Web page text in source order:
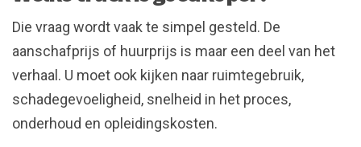
Die vraag wordt vaak te simpel gesteld. De
aanschafprijs of huurprijs is maar een deel van het
verhaal. U moet ook kijken naar ruimtegebruik,
schadegevoeligheid, snelheid in het proces,
onderhoud en opleidingskosten.